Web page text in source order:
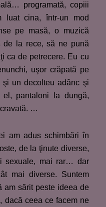
programată, copiii
cina, într-un mod
pe masă, o muzică
la rece, să ne pună
ca de petrecere. Eu cu
uşor crăpată pe
şi un decolteu adânc şi
pantaloni la dungă,
…
am adus schimbări în
de la ţinute diverse,
sexuale, mai rar… dar
mai diverse. Suntem
am sărit peste ideea de
dacă ceea ce facem ne